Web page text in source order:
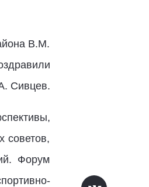
В.М.
Сивцев.
советов,
Форум